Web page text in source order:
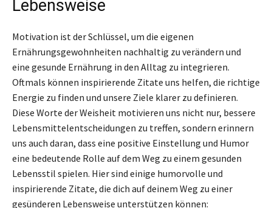
Lebensweise
Motivation ist der Schlüssel, um die eigenen
Ernährungsgewohnheiten nachhaltig zu verändern und
eine gesunde Ernährung in den Alltag zu integrieren.
Oftmals können inspirierende Zitate uns helfen, die richtige
Energie zu finden und unsere Ziele klarer zu definieren.
Diese Worte der Weisheit motivieren uns nicht nur, bessere
Lebensmittelentscheidungen zu treffen, sondern erinnern
uns auch daran, dass eine positive Einstellung und Humor
eine bedeutende Rolle auf dem Weg zu einem gesunden
Lebensstil spielen. Hier sind einige humorvolle und
inspirierende Zitate, die dich auf deinem Weg zu einer
gesünderen Lebensweise unterstützen können: